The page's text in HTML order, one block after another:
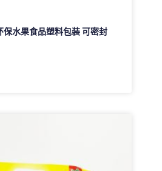
水果食品塑料包装 可密封